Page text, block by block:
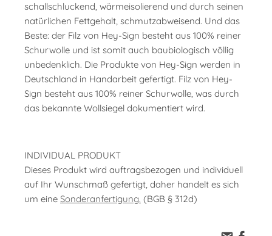
schallschluckend, wärmeisolierend und durch seinen
natürlichen Fettgehalt, schmutzabweisend. Und das
Beste: der Filz von Hey-Sign besteht aus 100% reiner
Schurwolle und ist somit auch baubiologisch völlig
unbedenklich. Die Produkte von Hey-Sign werden in
Deutschland in Handarbeit gefertigt. Filz von Hey-
Sign besteht aus 100% reiner Schurwolle, was durch
das bekannte Wollsiegel dokumentiert wird.
INDIVIDUAL PRODUKT
Dieses Produkt wird auftragsbezogen und individuell
auf Ihr Wunschmaß gefertigt, daher handelt es sich
um eine Sonderanfertigung. (BGB § 312d)